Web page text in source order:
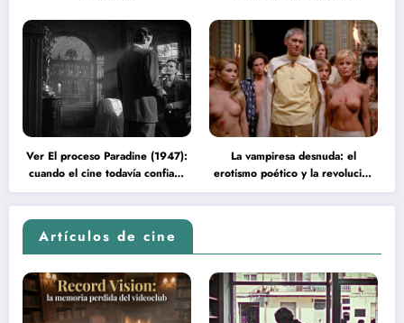
Ver El proceso Paradine (1947):
cuando el cine todavía confiaba
en la inteligencia del espectador
La vampiresa desnuda: el
erotismo poético y la revolución
psicodélica de Jean Rollin
Artículos de cine